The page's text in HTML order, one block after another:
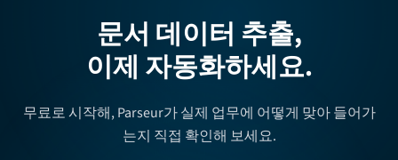
문서 데이터 추출,
이제 자동화하세요.
무료로 시작해, Parseur가 실제 업무에 어떻게 맞아 들어가
는지 직접 확인해 보세요.